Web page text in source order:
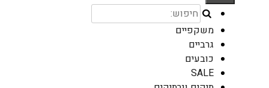
משקפיים
גרביים
כובעים
SALE